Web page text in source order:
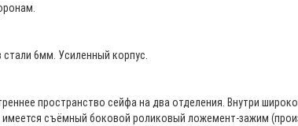
6мм. Усиленный корпус.
пространство сейфа на два отделения. Внутри
съёмный боковой роликовый ложемент-зажим